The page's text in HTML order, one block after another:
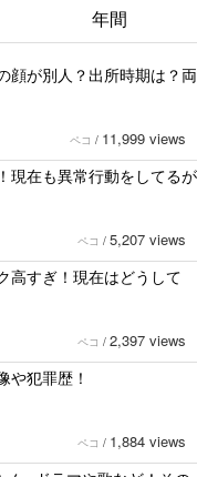
年間
顔が別人？出所時期は？両
ペコ / 11,999 views
現在も異常行動をしてるが
ペコ / 5,207 views
高すぎ！現在はどうして
ペコ / 2,397 views
や犯罪歴！
ペコ / 1,884 views